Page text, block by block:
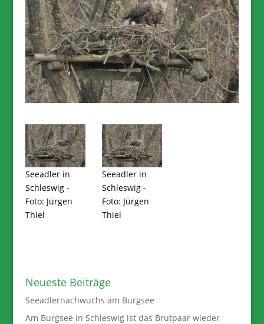
Seeadler in
Schleswig -
Foto: Jürgen
Thiel
Seeadler in
Schleswig -
Foto: Jürgen
Thiel
Neueste Beiträge
Seeadlernachwuchs am Burgsee
Am Burgsee in Schleswig ist das Brutpaar wieder